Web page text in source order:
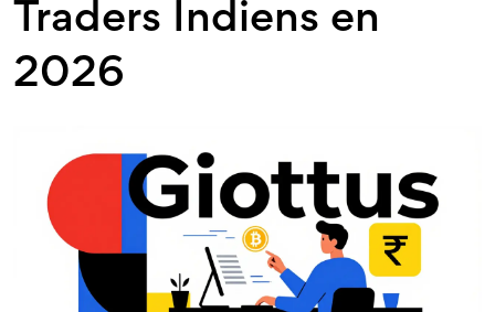
Traders Indiens en
2026